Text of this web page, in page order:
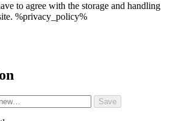
to agree with the storage and handling
%privacy_policy%